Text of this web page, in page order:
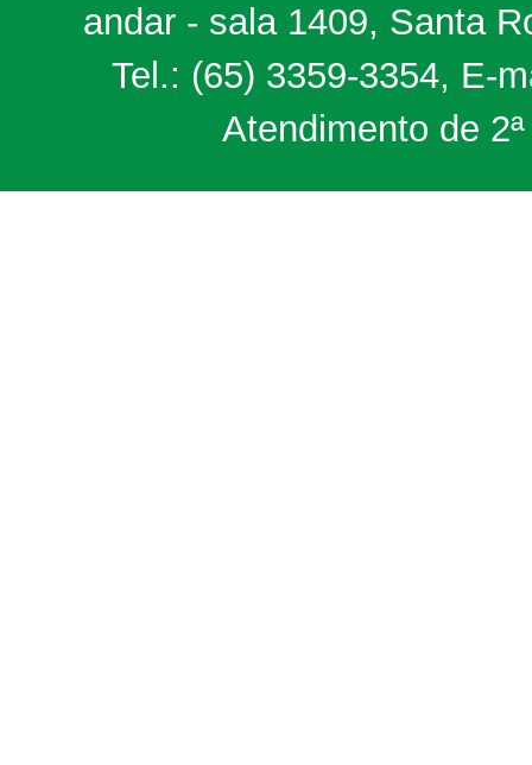
andar - sala 1409, Santa
Tel.: (65) 3359-3354, E-
Atendimento de